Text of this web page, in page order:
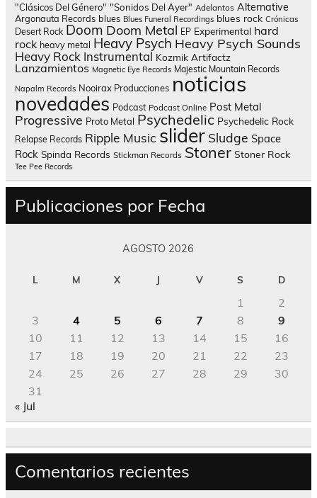
"Clásicos Del Género" "Sonidos Del Ayer" Adelantos Alternative
Argonauta Records blues Blues Funeral Recordings blues rock Crónicas
Desert Rock Doom Doom Metal EP Experimental hard
rock heavy metal Heavy Psych Heavy Psych Sounds
Heavy Rock Instrumental Kozmik Artifactz
Lanzamientos Magnetic Eye Records Majestic Mountain Records
Napalm Records Nooirax Producciones noticias
novedades Podcast Podcast Online Post Metal
Progressive Proto Metal Psychedelic Psychedelic Rock
Relapse Records Ripple Music slider Sludge Space
Rock Spinda Records Stickman Records Stoner Stoner Rock
Tee Pee Records
Publicaciones por Fecha
AGOSTO 2026
L M X J V S D
1
2
3
4 5 6 7 8
9
10
11 12 13 14 15
16
17
18 19 20 21 22
23
24
25 26 27 28 29
30
31
« Jul
Comentarios recientes